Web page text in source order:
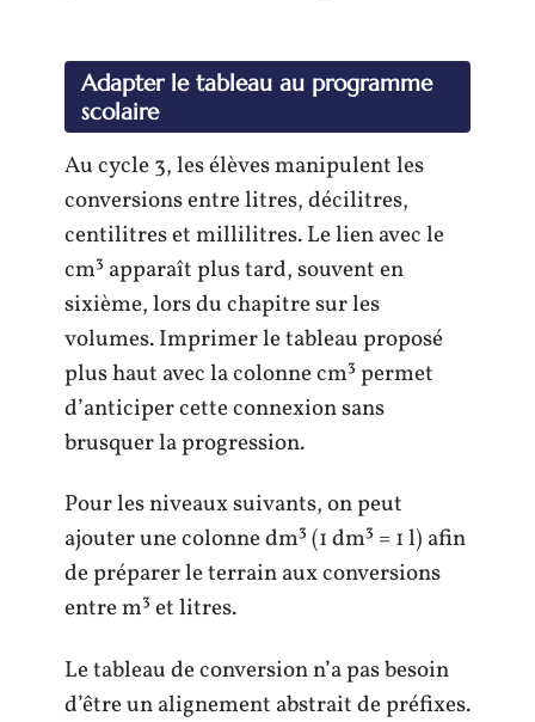
Adapter le tableau au programme
scolaire
Au cycle 3, les élèves manipulent les
conversions entre litres, décilitres,
centilitres et millilitres. Le lien avec le
cm³ apparaît plus tard, souvent en
sixième, lors du chapitre sur les
volumes. Imprimer le tableau proposé
plus haut avec la colonne cm³ permet
d’anticiper cette connexion sans
brusquer la progression.
Pour les niveaux suivants, on peut
ajouter une colonne dm³ (1 dm³ = 1 l) afin
de préparer le terrain aux conversions
entre m³ et litres.
Le tableau de conversion n’a pas besoin
d’être un alignement abstrait de préfixes.